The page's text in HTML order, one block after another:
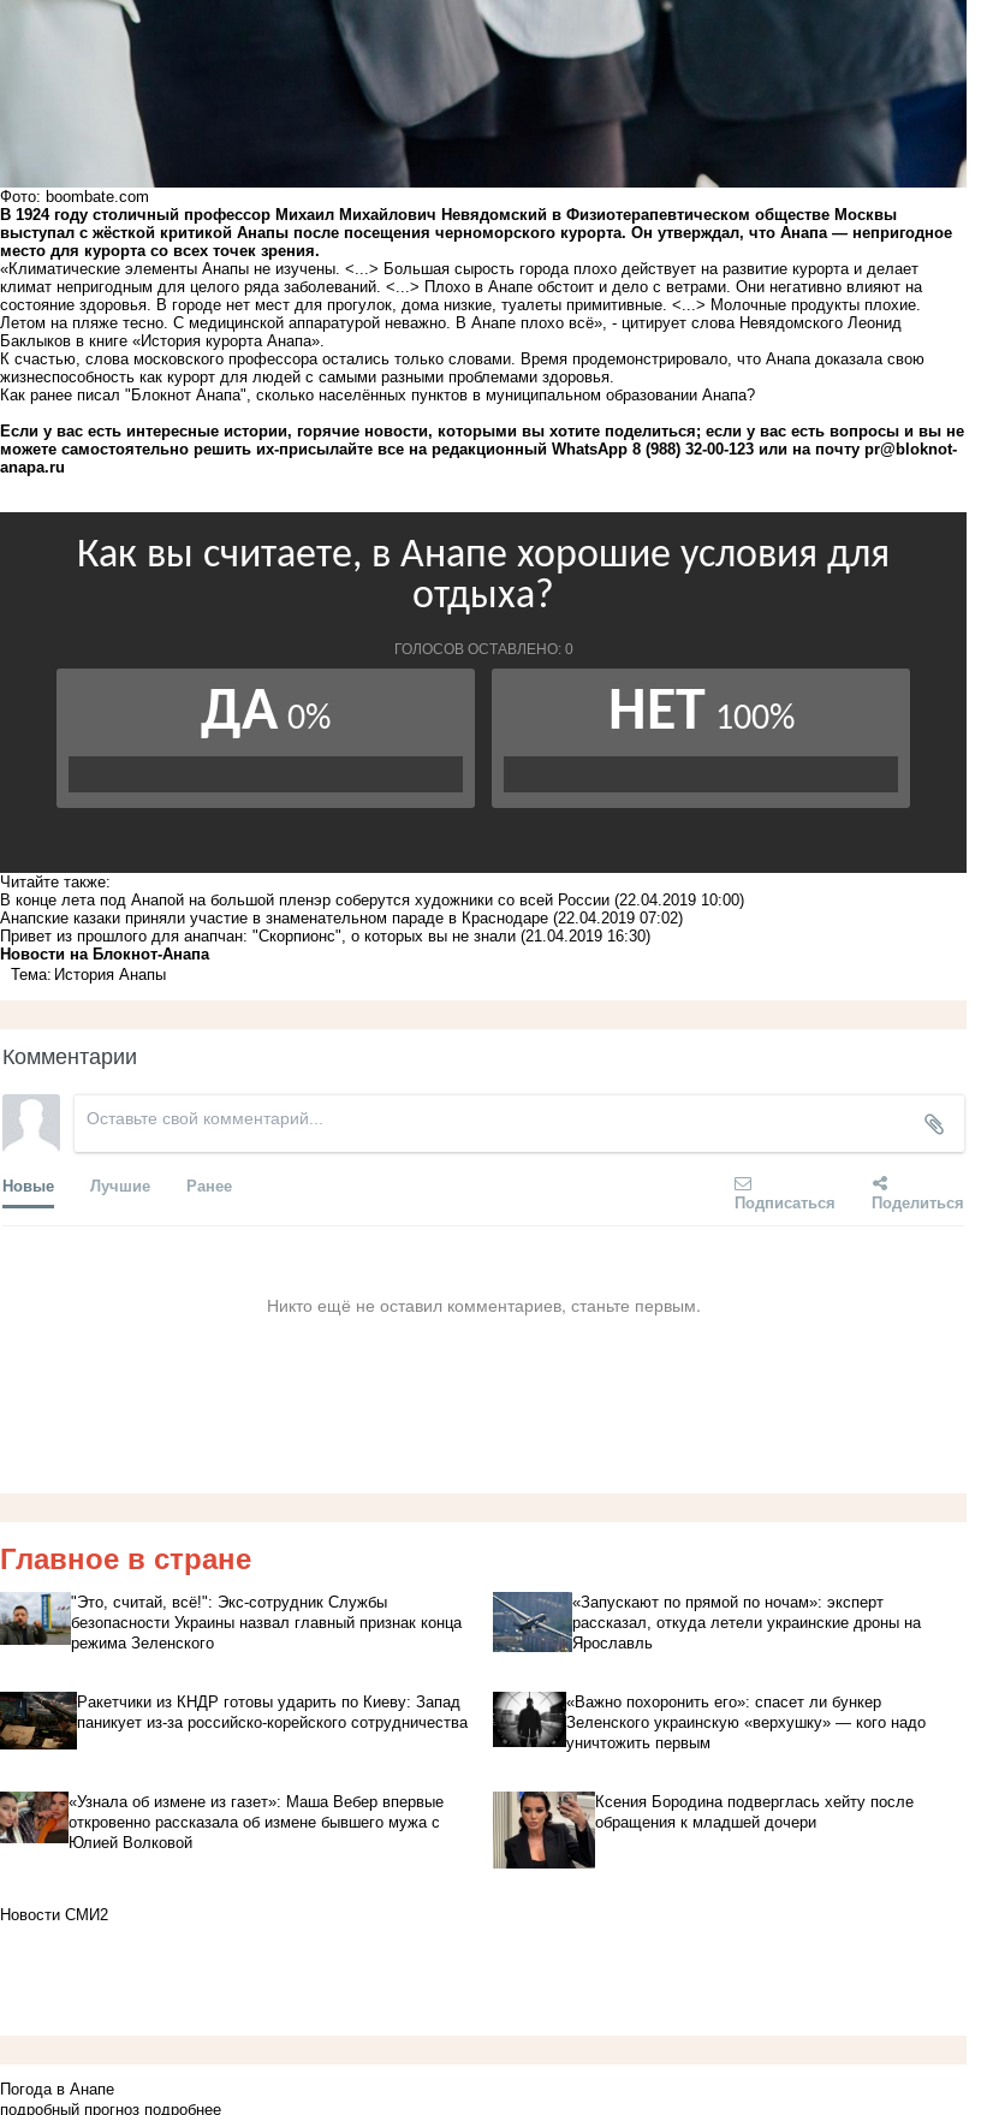
Фото: boombate.com
В 1924 году столичный профессор Михаил Михайлович Невядомский в Физиотерапевтическом обществе Москвы
выступал с жёсткой критикой Анапы после посещения черноморского курорта. Он утверждал, что Анапа — непригодное
место для курорта со всех точек зрения.
«Климатические элементы Анапы не изучены. <...> Большая сырость города плохо действует на развитие курорта и делает
климат непригодным для целого ряда заболеваний. <...> Плохо в Анапе обстоит и дело с ветрами. Они негативно влияют на
состояние здоровья. В городе нет мест для прогулок, дома низкие, туалеты примитивные. <...> Молочные продукты плохие.
Летом на пляже тесно. С медицинской аппаратурой неважно. В Анапе плохо всё», - цитирует слова Невядомского Леонид
Баклыков в книге «История курорта Анапа».
К счастью, слова московского профессора остались только словами. Время продемонстрировало, что Анапа доказала свою
жизнеспособность как курорт для людей с самыми разными проблемами здоровья.
Как ранее писал "Блокнот Анапа", сколько населённых пунктов в муниципальном образовании Анапа?
Если у вас есть интересные истории, горячие новости, которыми вы хотите поделиться; если у вас есть вопросы и вы не
можете самостоятельно решить их-присылайте все на редакционный WhatsApp 8 (988) 32-00-123 или на почту pr@bloknot-
anapa.ru
Читайте также:
В конце лета под Анапой на большой пленэр соберутся художники со всей России (22.04.2019 10:00)
Анапские казаки приняли участие в знаменательном параде в Краснодаре (22.04.2019 07:02)
Привет из прошлого для анапчан: "Скорпионс", о которых вы не знали (21.04.2019 16:30)
Новости на Блoкнoт-Анапа
Тема: История Анапы
Комментарии
Новые Лучшие Ранее
Подписаться Поделиться
Никто ещё не оставил комментариев, станьте первым.
Главное в стране
"Это, считай, всё!": Экс-сотрудник Службы
безопасности Украины назвал главный признак конца
режима Зеленского
«Запускают по прямой по ночам»: эксперт
рассказал, откуда летели украинские дроны на
Ярославль
Ракетчики из КНДР готовы ударить по Киеву: Запад
паникует из-за российско-корейского сотрудничества
«Важно похоронить его»: спасет ли бункер
Зеленского украинскую «верхушку» — кого надо
уничтожить первым
«Узнала об измене из газет»: Маша Вебер впервые
откровенно рассказала об измене бывшего мужа с
Юлией Волковой
Ксения Бородина подверглась хейту после
обращения к младшей дочери
Новости СМИ2
Погода в Анапе
подробный прогноз подробнее